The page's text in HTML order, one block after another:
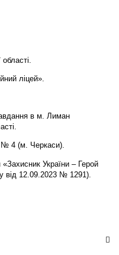
ліцей».
в м. Лиман
№ 4 (м. Черкаси).
України – Герой
від 12.09.2023 № 1291).